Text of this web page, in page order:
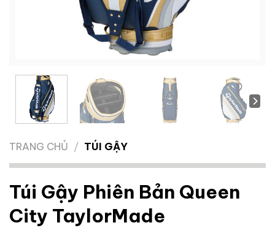
TRANG CHỦ / TÚI GẬY
Túi Gậy Phiên Bản Queen
City TaylorMade